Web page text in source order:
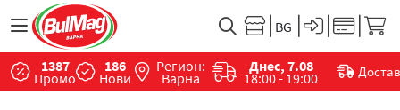
1387
Промо
186
Нови
Регион:
Варна
Днес, 7.08
18:00 - 19:00